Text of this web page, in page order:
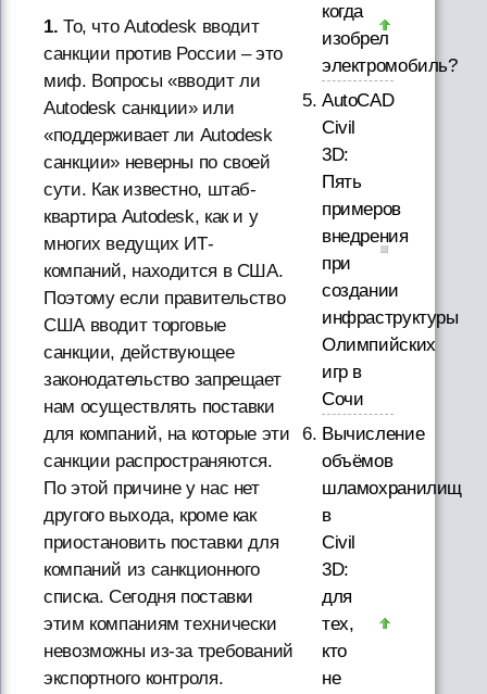
1. То, что Autodesk вводит
санкции против России – это
миф. Вопросы «вводит ли
Autodesk санкции» или
«поддерживает ли Autodesk
санкции» неверны по своей
сути. Как известно, штаб-
квартира Autodesk, как и у
многих ведущих ИТ-
компаний, находится в США.
Поэтому если правительство
США вводит торговые
санкции, действующее
законодательство запрещает
нам осуществлять поставки
для компаний, на которые эти
санкции распространяются.
По этой причине у нас нет
другого выхода, кроме как
приостановить поставки для
компаний из санкционного
списка. Сегодня поставки
этим компаниям технически
невозможны из-за требований
экспортного контроля.
когда
изобрел
электромобиль?
AutoCAD
Civil
3D:
Пять
примеров
внедрения
при
создании
инфраструктуры
Олимпийских
игр в
Сочи
Вычисление
объёмов
шламохранилищ
в
Civil
3D:
для
тех,
кто
не